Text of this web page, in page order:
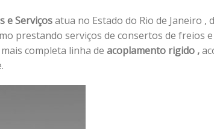
e Serviçosatua no Estado do Rio de Janeiro ,
prestando serviços de consertos de freios
completa linha de acoplamento rigido ,